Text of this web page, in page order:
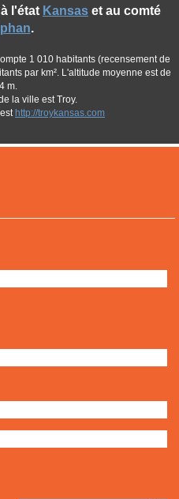
l'état Kansas et au comté
.
1 010 habitants (recensement de
par km². L'altitude moyenne est de
m.
la ville est Troy.
http://troykansas.com